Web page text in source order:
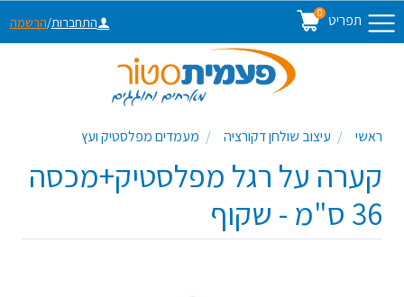
תפריט 0
התחברות/הרשמה
ראשי עיצוב שולחן דקורציה מעמדים מפלסטיק ועץ
קערה על רגל מפלסטיק+מכסה
36 ס"מ - שקוף